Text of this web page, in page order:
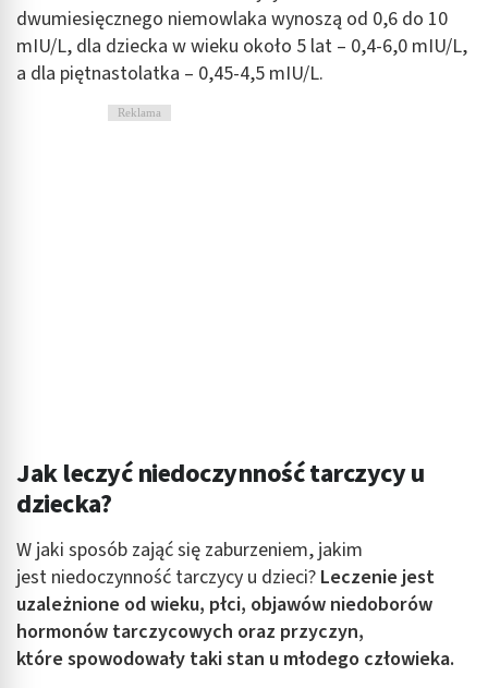
dwumiesięcznego niemowlaka wynoszą od 0,6 do 10
mIU/L, dla dziecka w wieku około 5 lat – 0,4-6,0 mIU/L,
a dla piętnastolatka – 0,45-4,5 mIU/L.
Reklama
Jak leczyć niedoczynność tarczycy u
dziecka?
W jaki sposób zająć się zaburzeniem, jakim
jest niedoczynność tarczycy u dzieci? Leczenie jest
uzależnione od wieku, płci, objawów niedoborów
hormonów tarczycowych oraz przyczyn,
które spowodowały taki stan u młodego człowieka.